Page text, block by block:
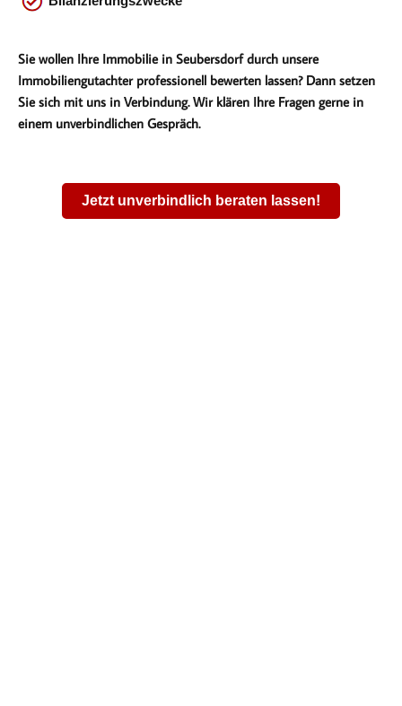
Sie wollen Ihre Immobilie in Seubersdorf durch unsere
Immobiliengutachter professionell bewerten lassen? Dann setzen
Sie sich mit uns in Verbindung. Wir klären Ihre Fragen gerne in
einem unverbindlichen Gespräch.
Jetzt unverbindlich beraten lassen!